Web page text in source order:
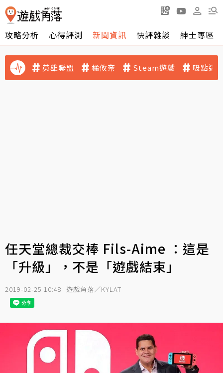
攻略分析 心得評測 新聞資訊 快評雜談 紳士專區
英雄聯盟 橘攸奈 Steam遊戲 吸點迷
任天堂總裁交棒 Fils-Aime ：這是
「升級」，不是「遊戲結束」
2019-02-25 10:48 遊戲角落／KYLAT